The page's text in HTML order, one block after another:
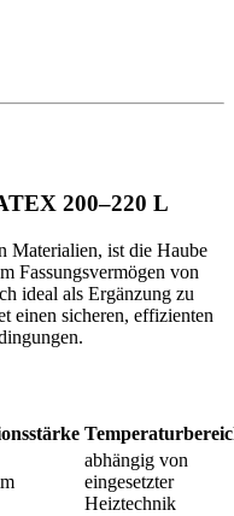
200–220 L
Materialien, ist die Haube
Fassungsvermögen von
ideal als Ergänzung zu
einen sicheren, effizienten
abhängig von
eingesetzter
Heiztechnik